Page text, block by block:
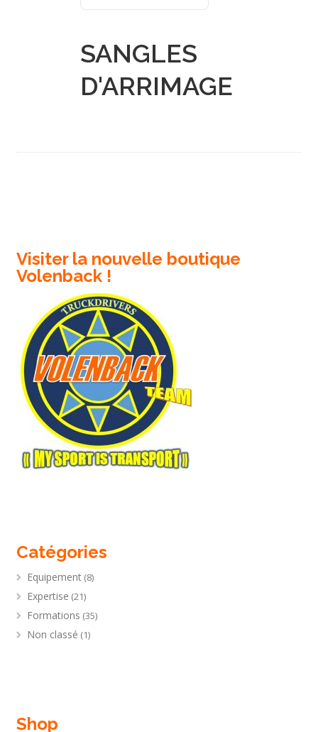
SANGLES
D'ARRIMAGE
Visiter la nouvelle boutique
Volenback !
Catégories
Equipement (8)
Expertise (21)
Formations (35)
Non classé (1)
Shop